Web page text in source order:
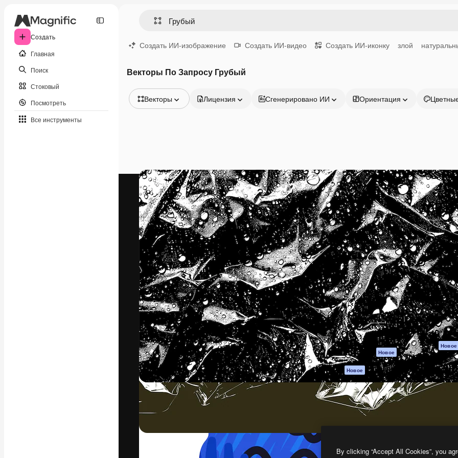
Создать
Главная
Поиск
Стоковый
Посмотреть
Все инструменты
Создать ИИ-изображение Создать ИИ-видео Создать ИИ-иконку злой
Векторы По Запросу Грубый
Векторы
Видео
Видеоролик
Моушн-дизайн
Видеошаблоны
Иконки
3D-модели
Шрифты
Лицензия Сгенерировано ИИ Ориентация
Креативная платформа для создания
ваших лучших работ. Более 1 миллиона
подписчиков среди креаторов,
предприятий, агентств и студий.
Pусский
Продукция
Spaces
ИИ-помощник
Генератор
изображений ИИ
Генератор видео
ИИ
Генератор голоса
на основе ИИ
Стоковый контент
MCP для
Claude/ChatGPT
Новое
Агенты Новое
API
Мобильное
приложение
Все инструменты
Начать
Academy
Документация по
Пакету ИИ
Служба
поддержки
Условия и
положения
Политика
Оригиналы
Новое
Политика
cookie
Центр доверия
Партнеры
By clicking “Accept All Cookies”, you